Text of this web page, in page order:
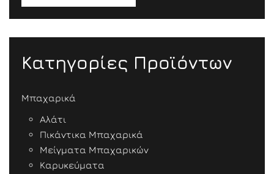
Κατηγορίες Προϊόντων
Μπαχαρικά
Αλάτι
Πικάντικα Μπαχαρικά
Μείγματα Μπαχαρικών
Καρυκεύματα